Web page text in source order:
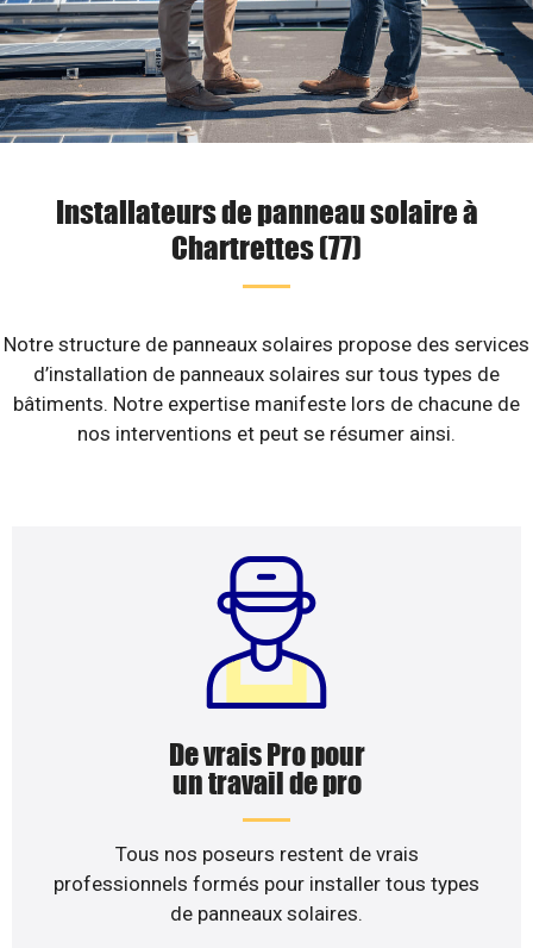
Installateurs de panneau solaire à
Chartrettes (77)
Notre structure de panneaux solaires propose des services
d’installation de panneaux solaires sur tous types de
bâtiments. Notre expertise manifeste lors de chacune de
nos interventions et peut se résumer ainsi.
De vrais Pro pour
un travail de pro
Tous nos poseurs restent de vrais
professionnels formés pour installer tous types
de panneaux solaires.